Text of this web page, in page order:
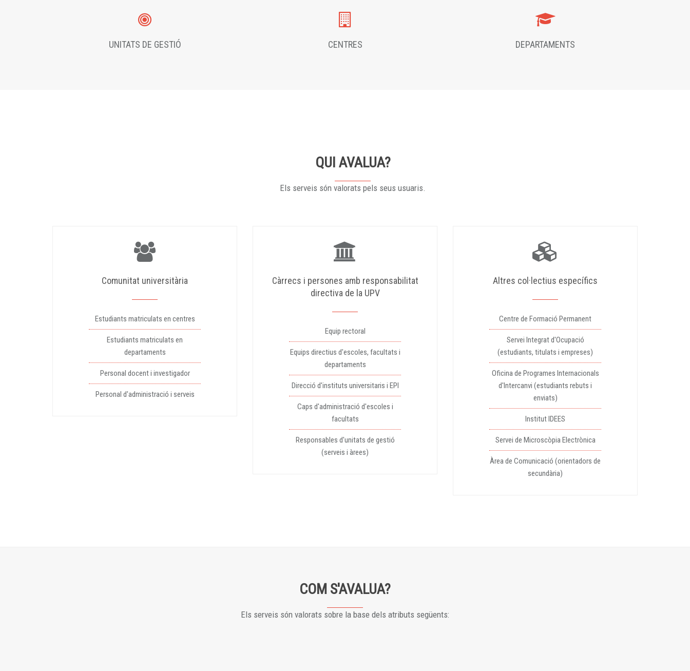
UNITATS DE GESTIÓ CENTRES DEPARTAMENTS
QUI AVALUA?
Els serveis són valorats pels seus usuaris.
Comunitat universitària
Estudiants matriculats en centres
Estudiants matriculats en
departaments
Personal docent i investigador
Personal d'administració i serveis
Càrrecs i persones amb responsabilitat
directiva de la UPV
Equip rectoral
Equips directius d'escoles, facultats i
departaments
Direcció d'instituts universitaris i EPI
Caps d'administració d'escoles i
facultats
Responsables d'unitats de gestió
(serveis i àrees)
Altres col·lectius específics
Centre de Formació Permanent
Servei Integrat d'Ocupació
(estudiants, titulats i empreses)
Oficina de Programes Internacionals
d'Intercanvi (estudiants rebuts i
enviats)
Institut IDEES
Servei de Microscòpia Electrònica
Àrea de Comunicació (orientadors de
secundària)
COM S'AVALUA?
Els serveis són valorats sobre la base dels atributs següents: